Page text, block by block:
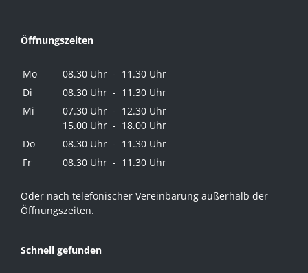
Öffnungszeiten
Mo
08.30 Uhr - 11.30 Uhr
Di
08.30 Uhr - 11.30 Uhr
Mi
07.30 Uhr - 12.30 Uhr
15.00 Uhr - 18.00 Uhr
Do
08.30 Uhr - 11.30 Uhr
Fr
08.30 Uhr - 11.30 Uhr
Oder nach telefonischer Vereinbarung außerhalb der
Öffnungszeiten.
Schnell gefunden